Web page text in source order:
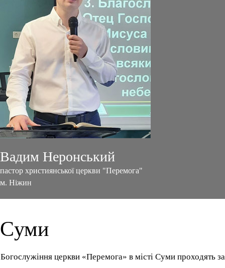
Вадим Неронський
пастор християнської церкви "Перемога"
м. Ніжин
Cуми
Богослужіння церкви «Перемога» в місті Суми проходять за